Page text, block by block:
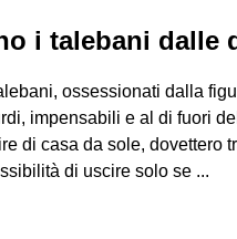
i talebani dalle
ossessionati dalla
impensabili e al di fuori
di casa da sole, dovettero
di uscire solo se ...